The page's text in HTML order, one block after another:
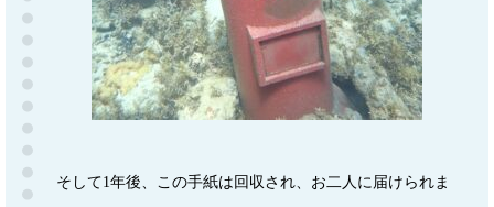
そして1年後、この手紙は回収され、お二人に届けられま